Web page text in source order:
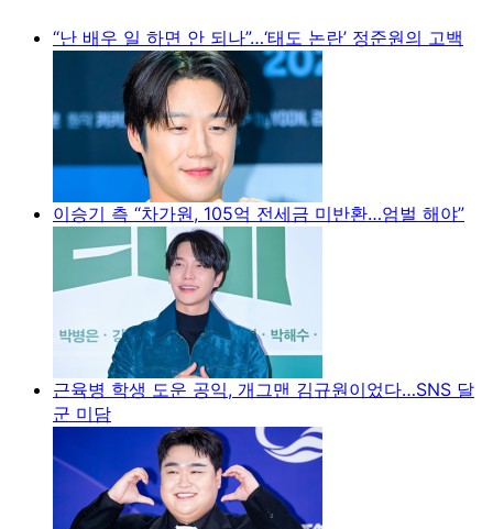
“난 배우 일 하면 안 되나”…‘태도 논란’ 정준원의 고백
이승기 측 “차가원, 105억 전세금 미반환…엄벌 해야”
근육병 학생 도운 공익, 개그맨 김규원이었다…SNS 달
군 미담